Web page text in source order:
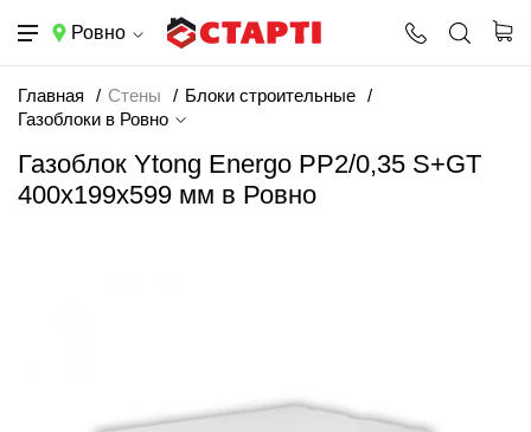
Ровно
Главная Стены
Блоки строительные
Газоблоки в Ровно
Газоблок Ytong Energo PP2/0,35 S+GT
400х199х599 мм в Ровно